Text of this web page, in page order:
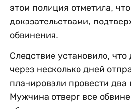
этом полиция отметила,
доказательствами,
обвинения.
Следствие установило,
через несколько дней
планировали провести два
Мужчина отверг все